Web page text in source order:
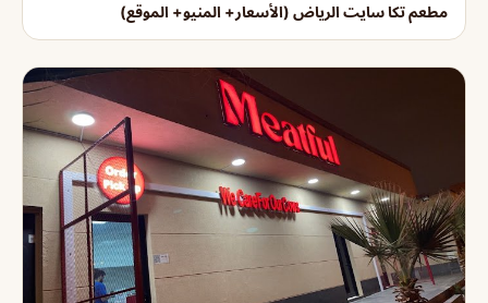
مطعم تكا سايت الرياض (الأسعار+ المنيو+ الموقع)